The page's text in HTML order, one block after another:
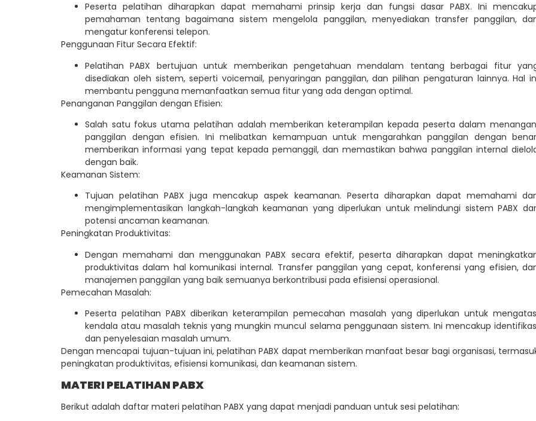
Peserta pelatihan diharapkan dapat memahami prinsip kerja dan fungsi dasar PABX. Ini
pemahaman tentang bagaimana sistem mengelola panggilan, menyediakan transfer panggilan,
mengatur konferensi telepon.
Penggunaan Fitur Secara Efektif:
Pelatihan PABX bertujuan untuk memberikan pengetahuan mendalam tentang berbagai fitur
disediakan oleh sistem, seperti voicemail, penyaringan panggilan, dan pilihan pengaturan lainnya. Hal
membantu pengguna memanfaatkan semua fitur yang ada dengan optimal.
Penanganan Panggilan dengan Efisien:
Salah satu fokus utama pelatihan adalah memberikan keterampilan kepada peserta dalam
panggilan dengan efisien. Ini melibatkan kemampuan untuk mengarahkan panggilan dengan
memberikan informasi yang tepat kepada pemanggil, dan memastikan bahwa panggilan internal
dengan baik.
Keamanan Sistem:
Tujuan pelatihan PABX juga mencakup aspek keamanan. Peserta diharapkan dapat memahami
mengimplementasikan langkah-langkah keamanan yang diperlukan untuk melindungi sistem PABX
potensi ancaman keamanan.
Peningkatan Produktivitas:
Dengan memahami dan menggunakan PABX secara efektif, peserta diharapkan dapat
produktivitas dalam hal komunikasi internal. Transfer panggilan yang cepat, konferensi yang efisien,
manajemen panggilan yang baik semuanya berkontribusi pada efisiensi operasional.
Pemecahan Masalah:
Peserta pelatihan PABX diberikan keterampilan pemecahan masalah yang diperlukan untuk
kendala atau masalah teknis yang mungkin muncul selama penggunaan sistem. Ini mencakup
dan penyelesaian masalah umum.
Dengan mencapai tujuan-tujuan ini, pelatihan PABX dapat memberikan manfaat besar bagi organisasi,
peningkatan produktivitas, efisiensi komunikasi, dan keamanan sistem.
MATERI PELATIHAN PABX
Berikut adalah daftar materi pelatihan PABX yang dapat menjadi panduan untuk sesi pelatihan: